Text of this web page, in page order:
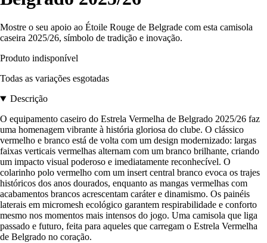
Mostre o seu apoio ao Étoile Rouge de Belgrade com esta camisola
caseira 2025/26, símbolo de tradição e inovação.
Produto indisponível
Todas as variações esgotadas
Descrição
O equipamento caseiro do Estrela Vermelha de Belgrado 2025/26 faz
uma homenagem vibrante à história gloriosa do clube. O clássico
vermelho e branco está de volta com um design modernizado: largas
faixas verticais vermelhas alternam com um branco brilhante, criando
um impacto visual poderoso e imediatamente reconhecível. O
colarinho polo vermelho com um insert central branco evoca os trajes
históricos dos anos dourados, enquanto as mangas vermelhas com
acabamentos brancos acrescentam caráter e dinamismo. Os painéis
laterais em micromesh ecológico garantem respirabilidade e conforto
mesmo nos momentos mais intensos do jogo. Uma camisola que liga
passado e futuro, feita para aqueles que carregam o Estrela Vermelha
de Belgrado no coração.